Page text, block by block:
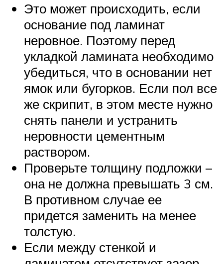
Это может происходить, если
основание под ламинат
неровное. Поэтому перед
укладкой ламината необходимо
убедиться, что в основании нет
ямок или бугорков. Если пол все
же скрипит, в этом месте нужно
снять панели и устранить
неровности цементным
раствором.
Проверьте толщину подложки –
она не должна превышать 3 см.
В противном случае ее
придется заменить на менее
толстую.
Если между стенкой и